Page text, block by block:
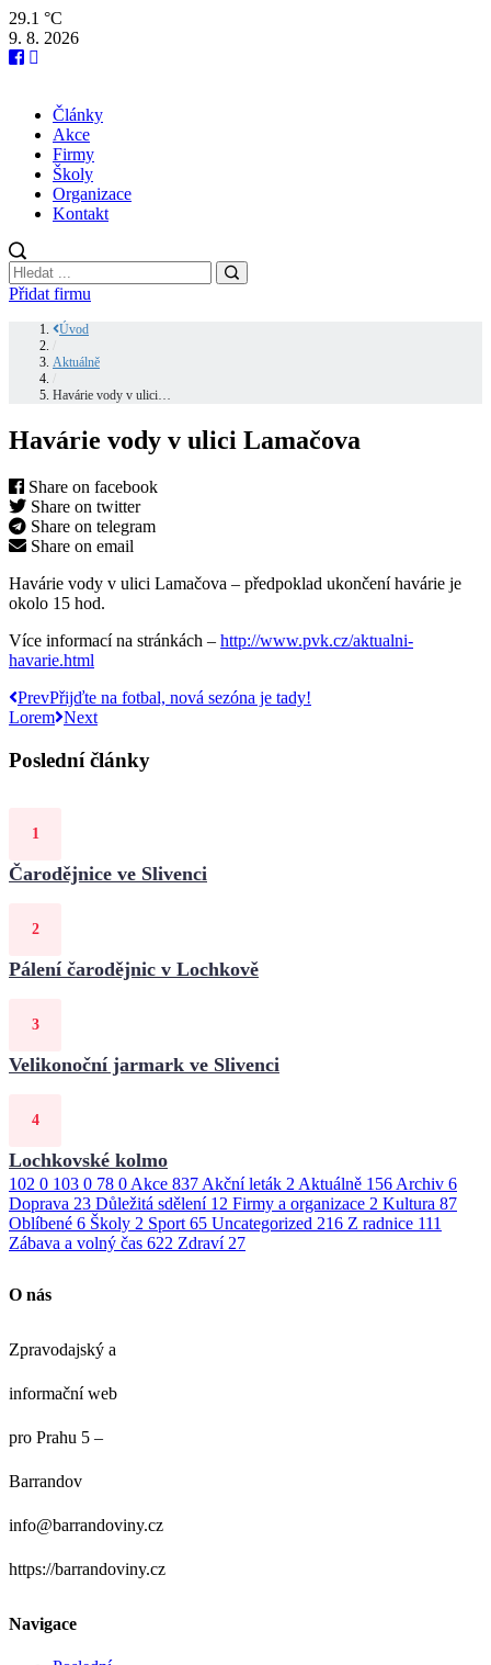
29.1 °C
9. 8. 2026
Články
Akce
Firmy
Školy
Organizace
Kontakt
Přidat firmu
Úvod
Aktuálně
Havárie vody v ulici…
Havárie vody v ulici Lamačova
Share on facebook
Share on twitter
Share on telegram
Share on email
Havárie vody v ulici Lamačova – předpoklad ukončení havárie je
okolo 15 hod.
Více informací na stránkách – http://www.pvk.cz/aktualni-
havarie.html
PrevPřijďte na fotbal, nová sezóna je tady!
Lorem Next
Poslední články
Čarodějnice ve Slivenci
Pálení čarodějnic v Lochkově
Velikonoční jarmark ve Slivenci
Lochkovské kolmo
102 0 103 0 78 0 Akce 837 Akční leták 2 Aktuálně 156 Archiv 6
Doprava 23 Důležitá sdělení 12 Firmy a organizace 2 Kultura 87
Oblíbené 6 Školy 2 Sport 65 Uncategorized 216 Z radnice 111
Zábava a volný čas 622 Zdraví 27
O nás
Zpravodajský a
informační web
pro Prahu 5 –
Barrandov
info@barrandoviny.cz
https://barrandoviny.cz
Navigace